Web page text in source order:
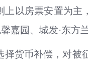
上以房票安置为
嘉园、城发·东
择货币补偿，对